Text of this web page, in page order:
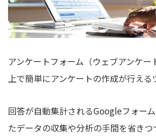
アンケートフォーム（ウェブアンケー
上で簡単にアンケートの作成が行える
回答が自動集計されるGoogleフォー
たデータの収集や分析の手間を省き